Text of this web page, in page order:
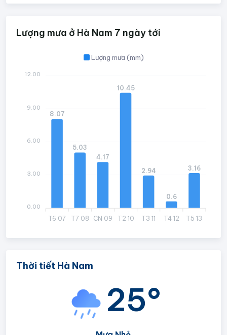
Lượng mưa ở Hà Nam 7 ngày tới
Lượng mưa (mm)
T6 07 T7 08 CN 09 T2 10 T3 11 T4 12 T5 13
8.07
5.03
4.17
10.45
2.94
0.6
3.16
12.00
9.00
6.00
3.00
0.00
Thời tiết Hà Nam
25°